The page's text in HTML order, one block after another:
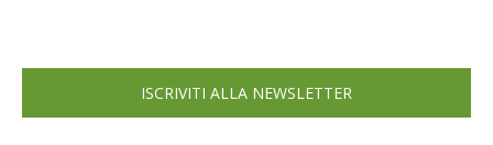
ISCRIVITI ALLA NEWSLETTER